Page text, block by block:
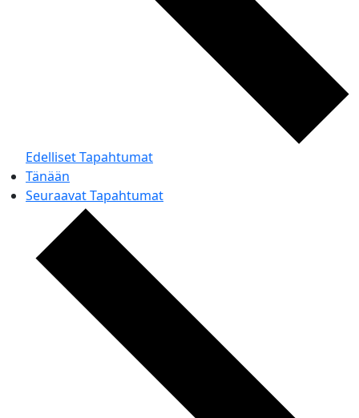
EdellisetTapahtumat
Tänään
SeuraavatTapahtumat